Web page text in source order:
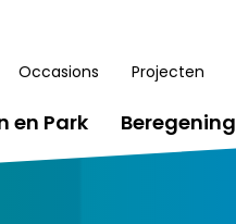
Occasions Projecten
en Park Beregening